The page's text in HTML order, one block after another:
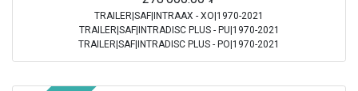
TRAILER|SAF|INTRAAX - XO|1970-2021
TRAILER|SAF|INTRADISC PLUS - PU|1970-2021
TRAILER|SAF|INTRADISC PLUS - PO|1970-2021
TRAILER|SAF|INTRAAX - XU|1970-2021